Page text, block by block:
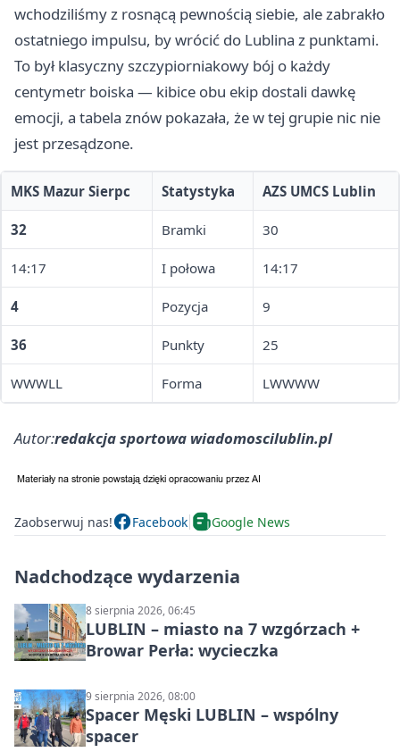
wchodziliśmy z rosnącą pewnością siebie, ale zabrakło
ostatniego impulsu, by wrócić do Lublina z punktami.
To był klasyczny szczypiorniakowy bój o każdy
centymetr boiska — kibice obu ekip dostali dawkę
emocji, a tabela znów pokazała, że w tej grupie nic nie
jest przesądzone.
MKS Mazur Sierpc Statystyka AZS UMCS Lublin
32 Bramki 30
14:17 I połowa 14:17
4 Pozycja 9
36 Punkty 25
WWWLL Forma LWWWW
Autor:redakcja sportowa wiadomoscilublin.pl
Zaobserwuj nas! Facebook Google News
Nadchodzące wydarzenia
8 sierpnia 2026, 06:45
LUBLIN – miasto na 7 wzgórzach +
Browar Perła: wycieczka
9 sierpnia 2026, 08:00
Spacer Męski LUBLIN – wspólny
spacer